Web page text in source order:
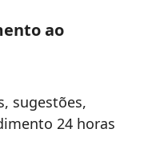
ao
sugestões,
24 horas